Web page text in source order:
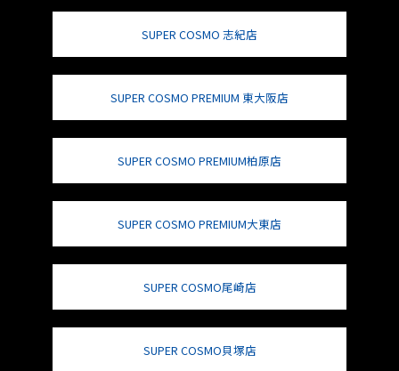
SUPER COSMO 志紀店
SUPER COSMO PREMIUM 東大阪店
SUPER COSMO PREMIUM柏原店
SUPER COSMO PREMIUM大東店
SUPER COSMO尾崎店
SUPER COSMO貝塚店